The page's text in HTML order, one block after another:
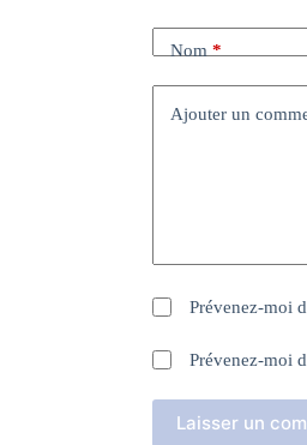
Nom *
Ajouter un
Prévenez-moi
Prévenez-moi
Laisser un